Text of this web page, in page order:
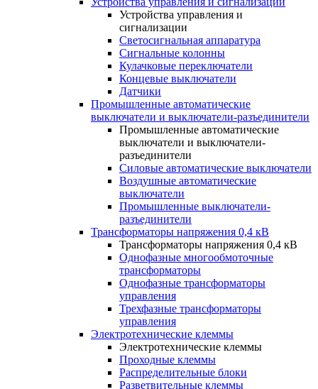
Устройства управления и
сигнализации
Светосигнальная аппаратура
Сигнальные колонны
Кулачковые переключатели
Концевые выключатели
Датчики
Промышленные автоматические
выключатели и выключатели-разъединители
Промышленные автоматические
выключатели и выключатели-
разъединители
Силовые автоматические выключатели
Воздушные автоматические
выключатели
Промышленные выключатели-
разъединители
Трансформаторы напряжения 0,4 кВ
Трансформаторы напряжения 0,4 кВ
Однофазные многообмоточные
трансформаторы
Однофазные трансформаторы
управления
Трехфазные трансформаторы
управления
Электротехнические клеммы
Электротехнические клеммы
Проходные клеммы
Распределительные блоки
Разветвительные клеммы